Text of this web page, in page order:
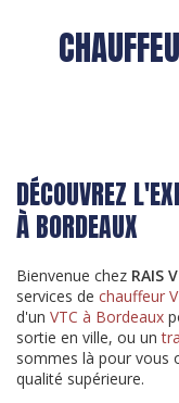
DÉCOUVREZ
À BORDEAUX
Bienvenue chez RAIS
services de chauffeur
d'un VTC à Bordeaux
sortie en ville, ou un
sommes là pour vous
qualité supérieure.